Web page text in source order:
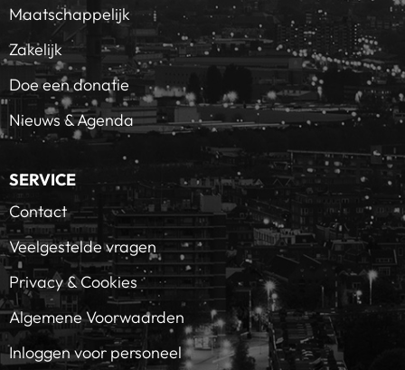
Maatschappelijk
Zakelijk
Doe een donatie
Nieuws & Agenda
SERVICE
Contact
Veelgestelde vragen
Privacy & Cookies
Algemene Voorwaarden
Inloggen voor personeel